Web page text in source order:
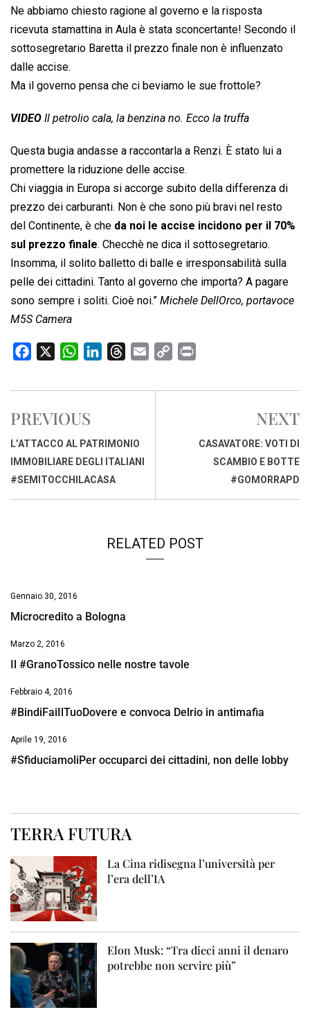
Ne abbiamo chiesto ragione al governo e la risposta
ricevuta stamattina in Aula è stata sconcertante! Secondo il
sottosegretario Baretta il prezzo finale non è influenzato
dalle accise.
Ma il governo pensa che ci beviamo le sue frottole?
VIDEO Il petrolio cala, la benzina no. Ecco la truffa
Questa bugia andasse a raccontarla a Renzi. È stato lui a
promettere la riduzione delle accise.
Chi viaggia in Europa si accorge subito della differenza di
prezzo dei carburanti. Non è che sono più bravi nel resto
del Continente, è che da noi le accise incidono per il 70%
sul prezzo finale. Checchè ne dica il sottosegretario.
Insomma, il solito balletto di balle e irresponsabilità sulla
pelle dei cittadini. Tanto al governo che importa? A pagare
sono sempre i soliti. Cioè noi.” Michele DellOrco, portavoce
M5S Camera
c
b
o
o
k
W
a
s
A
p
p
n
d
I
n
r
d
s
a
p
i
PREVIOUS
L’ATTACCO AL PATRIMONIO
IMMOBILIARE DEGLI ITALIANI
#SEMITOCCHILACASA
NEXT
CASAVATORE: VOTI DI
SCAMBIO E BOTTE
#GOMORRAPD
RELATED POST
Gennaio 30, 2016
Microcredito a Bologna
Marzo 2, 2016
Il #GranoTossico nelle nostre tavole
Febbraio 4, 2016
#BindiFaiIlTuoDovere e convoca Delrio in antimafia
Aprile 19, 2016
#SfiduciamoliPer occuparci dei cittadini, non delle lobby
TERRA FUTURA
La Cina ridisegna l’università per
l’era dell’IA
Elon Musk: “Tra dieci anni il denaro
potrebbe non servire più”